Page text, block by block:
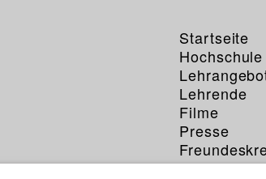
Startseite
Hochschule
Lehrende
Filme
Presse
Service